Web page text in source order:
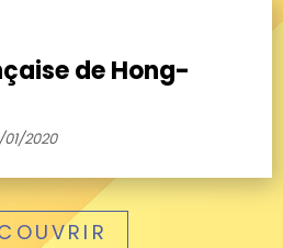
de Hong-
01/2020